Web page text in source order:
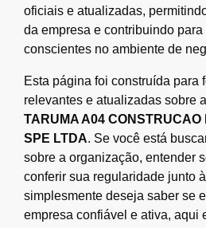
oficiais e atualizadas,
da empresa e contribuindo
conscientes no ambiente de
Esta página foi construída para
relevantes e atualizadas sobre
TARUMA A04
SPE LTDA. Se você está
sobre a organização, entender
conferir sua regularidade junto
simplesmente deseja saber se
empresa confiável e ativa, aqui